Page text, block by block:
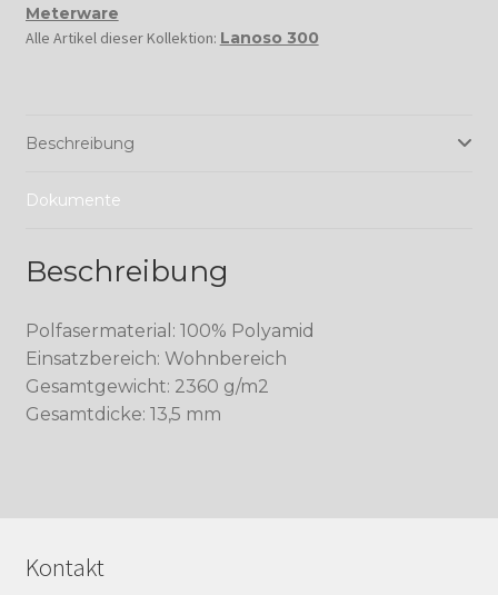
Meterware
Alle Artikel dieser Kollektion: Lanoso 300
Beschreibung
Dokumente
Beschreibung
Polfasermaterial: 100% Polyamid
Einsatzbereich: Wohnbereich
Gesamtgewicht: 2360 g/m2
Gesamtdicke: 13,5 mm
Kontakt